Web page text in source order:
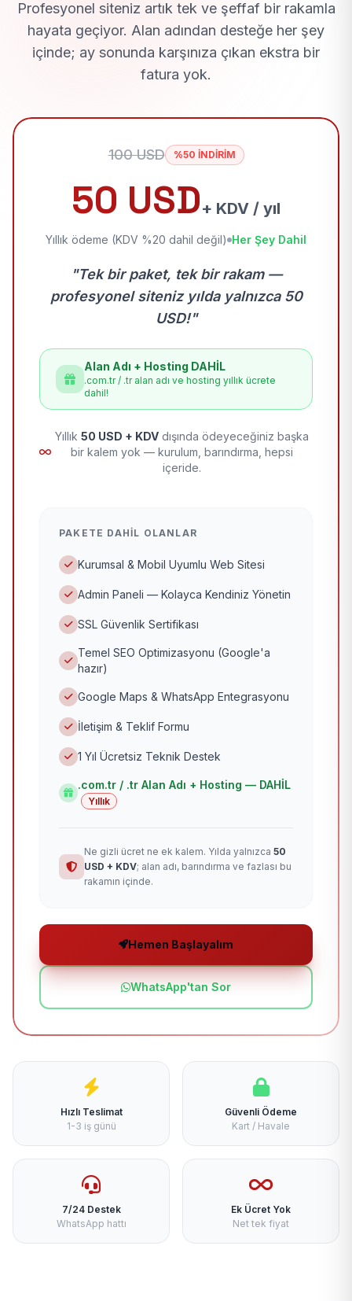
Profesyonel siteniz artık tek ve şeffaf bir rakamla
hayata geçiyor. Alan adından desteğe her şey
içinde; ay sonunda karşınıza çıkan ekstra bir
fatura yok.
100 USD %50 İNDİRİM
50 USD+ KDV / yıl
Yıllık ödeme (KDV %20 dahil değil) Her Şey Dahil
"Tek bir paket, tek bir rakam —
profesyonel siteniz yılda yalnızca 50
USD!"
Alan Adı + Hosting DAHİL
.com.tr / .tr alan adı ve hosting yıllık ücrete
dahil!
Yıllık 50 USD + KDV dışında ödeyeceğiniz başka
bir kalem yok — kurulum, barındırma, hepsi
içeride.
PAKETE DAHIL OLANLAR
Kurumsal & Mobil Uyumlu Web Sitesi
Admin Paneli — Kolayca Kendiniz Yönetin
SSL Güvenlik Sertifikası
Temel SEO Optimizasyonu (Google'a
hazır)
Google Maps & WhatsApp Entegrasyonu
İletişim & Teklif Formu
1 Yıl Ücretsiz Teknik Destek
.com.tr / .tr Alan Adı + Hosting — DAHİL
Yıllık
Ne gizli ücret ne ek kalem. Yılda yalnızca 50
USD + KDV; alan adı, barındırma ve fazlası bu
rakamın içinde.
Hemen Başlayalım
WhatsApp'tan Sor
Hızlı Teslimat
1-3 iş günü
Güvenli Ödeme
Kart / Havale
7/24 Destek
WhatsApp hattı
Ek Ücret Yok
Net tek fiyat